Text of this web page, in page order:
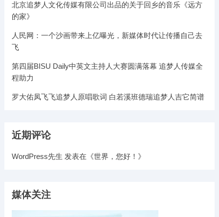
北京追梦人文化传媒有限公司出品的关于回乡的音乐《远方
的家》
人民网：一个沙画带来上亿曝光，新媒体时代让传播自己去
飞
第四届BISU Daily中英文主持人大赛圆满落幕 追梦人传媒全
程助力
罗大佑凤飞飞追梦人原唱歌词 白若溪班德瑞追梦人吉它简谱
近期评论
WordPress先生 发表在《世界，您好！ 》
媒体关注